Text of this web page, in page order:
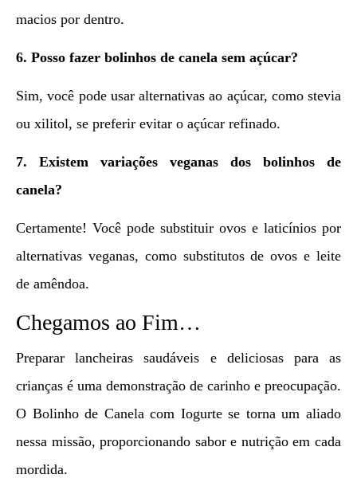
macios por dentro.
6. Posso fazer bolinhos de canela sem açúcar?
Sim, você pode usar alternativas ao açúcar, como stevia
ou xilitol, se preferir evitar o açúcar refinado.
7. Existem variações veganas dos bolinhos de
canela?
Certamente! Você pode substituir ovos e laticínios por
alternativas veganas, como substitutos de ovos e leite
de amêndoa.
Chegamos ao Fim…
Preparar lancheiras saudáveis e deliciosas para as
crianças é uma demonstração de carinho e preocupação.
O Bolinho de Canela com Iogurte se torna um aliado
nessa missão, proporcionando sabor e nutrição em cada
mordida.